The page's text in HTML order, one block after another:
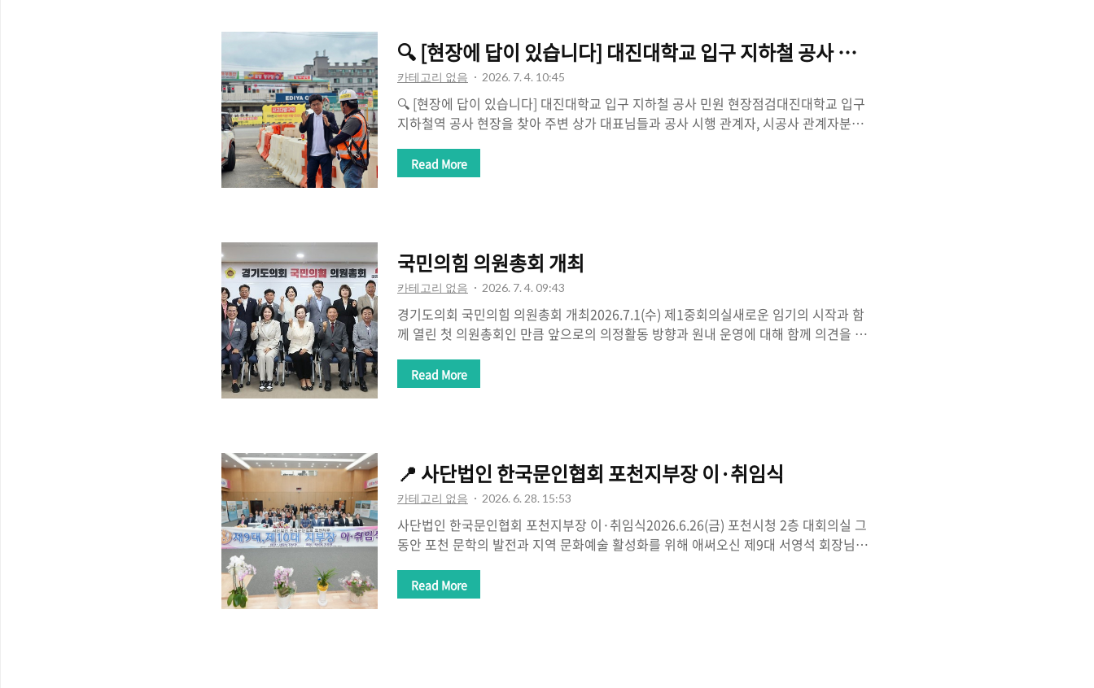
대표님의 이야기는 그 어떤 ..
🔍 [현장에 답이 있습니다] 대진대학교 입구 지하철 공사 민원 현장점검
카테고리 없음 2026. 7. 4. 10:45
🔍 [현장에 답이 있습니다] 대진대학교 입구 지하철 공사 민원 현장점검대진대학교 입구
지하철역 공사 현장을 찾아 주변 상가 대표님들과 공사 시행 관계자, 시공사 관계자분들
입니다. 하지만 그 과정에서 공사 현장 인근 상인과 주민들이 과도한 불편과 피해를 감내
하도록 하는 것은 결코 당연한 일이 되어서는 안 됩니다.현재 상가에서는 공사로 인해 진
는 필요하지만, 피해를 감수하는..
Read More
국민의힘 의원총회 개최
카테고리 없음 2026. 7. 4. 09:43
경기도의회 국민의힘 의원총회 개최2026.7.1(수) 제1중회의실새로운 임기의 시작과 함
께 열린 첫 의원총회인 만큼 앞으로의 의정활동 방향과 원내 운영에 대해 함께 의견을 나
시간이었습니다.경기도의회는 1,420만 경기도민의 삶을 책임지는 민의의 전당입니다.
그만큼 어느 때보다 무거운 책임감과 사명감을 갖고 도민의 목소리를 정책으로 연결하는
역 발전과 도민의 삶의 질 향..
Read More
📍 사단법인 한국문인협회 포천지부장 이·취임식
카테고리 없음 2026. 6. 28. 15:53
사단법인 한국문인협회 포천지부장 이·취임식2026.6.26(금) 포천시청 2층 대회의실 그
동안 포천 문학의 발전과 지역 문화예술 활성화를 위해 애써오신 제9대 서영석 회장님께
고, 시민들이 문학을 가까이에서 만날 수 있도록 힘써주신 노고에 깊은 박수를 보냅니다.
새롭게 제10대 지부장으로 취임하신 장선옥 회장님께도 진심으로 축하의 말씀을 드립니
Read More